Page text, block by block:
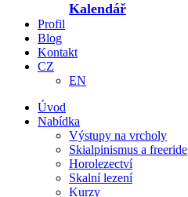
Kalendář
Profil
Blog
Kontakt
CZ
EN
Úvod
Nabídka
Výstupy na vrcholy
Skialpinismus a freeride
Horolezectví
Skalní lezení
Kurzy